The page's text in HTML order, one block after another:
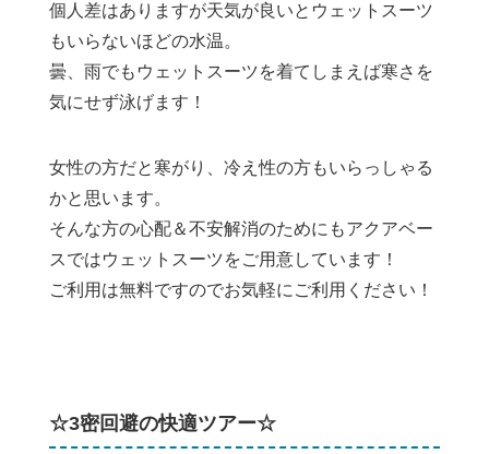
個人差はありますが天気が良いとウェットスーツ
もいらないほどの水温。
曇、雨でもウェットスーツを着てしまえば寒さを
気にせず泳げます！
女性の方だと寒がり、冷え性の方もいらっしゃる
かと思います。
そんな方の心配＆不安解消のためにもアクアベー
スではウェットスーツをご用意しています！
ご利用は無料ですのでお気軽にご利用ください！
☆3密回避の快適ツアー☆